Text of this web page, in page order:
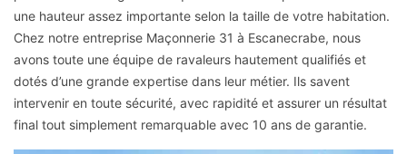
une hauteur assez importante selon la taille de votre habitation.
Chez notre entreprise Maçonnerie 31 à Escanecrabe, nous
avons toute une équipe de ravaleurs hautement qualifiés et
dotés d’une grande expertise dans leur métier. Ils savent
intervenir en toute sécurité, avec rapidité et assurer un résultat
final tout simplement remarquable avec 10 ans de garantie.